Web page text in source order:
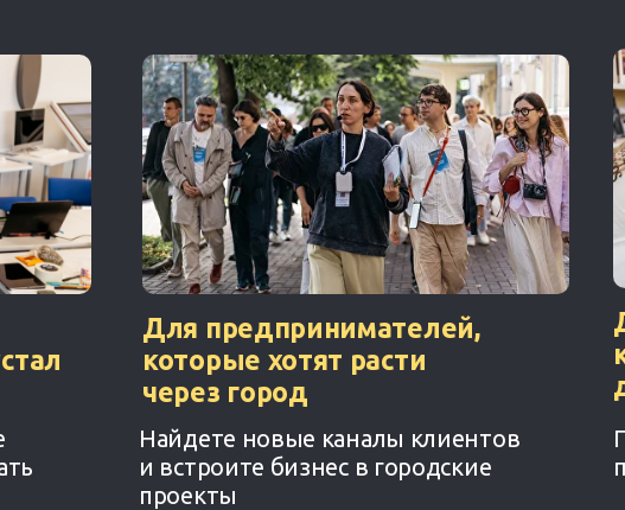
Найдете новые каналы клиентов
и встроите бизнес в городские
проекты
Для предпринимателей,
которые хотят расти
через город